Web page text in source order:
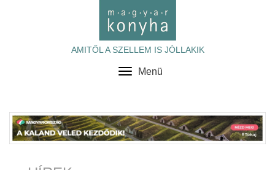
AMITŐL A SZELLEM IS JÓLLAKIK
Toggle
Menü